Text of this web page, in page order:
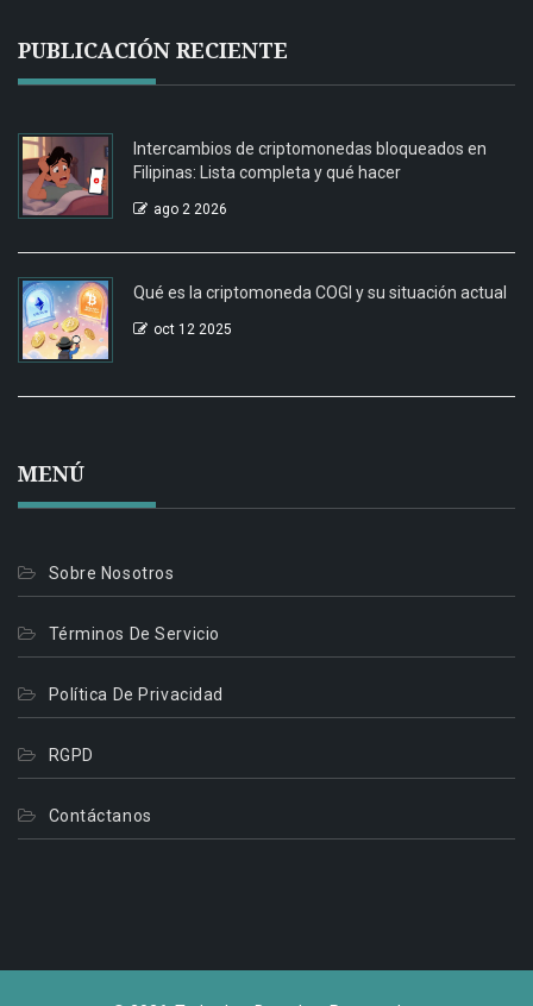
PUBLICACIÓN RECIENTE
Intercambios de criptomonedas bloqueados en
Filipinas: Lista completa y qué hacer
ago 2 2026
Qué es la criptomoneda COGI y su situación actual
oct 12 2025
MENÚ
Sobre Nosotros
Términos De Servicio
Política De Privacidad
RGPD
Contáctanos